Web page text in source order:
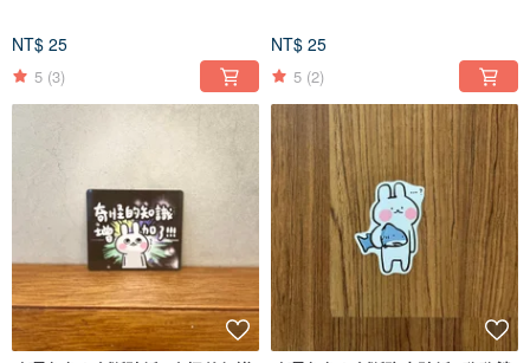
NT$ 25
5 (3)
NT$ 25
5 (2)